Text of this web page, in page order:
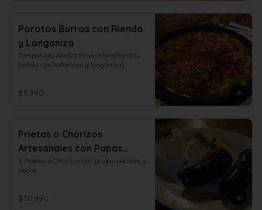
Porotos Burros con Rienda
y Longaniza
Temporada Abril a Noviembre(Porotos
tortola con tallarines y longaniza)
$9.990
Prietas o Chorizos
Artesanales con Papas
Cocidas y Pebre
2 Prietas o Chorizos con papas cocidas y
pebre
$10.990